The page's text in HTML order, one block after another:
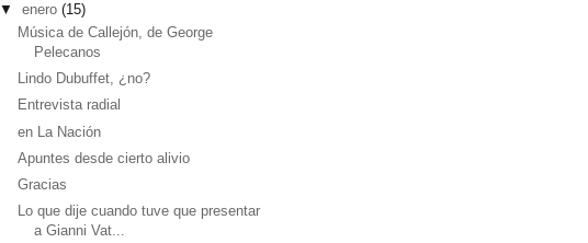
▼enero(15)
Música de Callejón, de George
Pelecanos
Lindo Dubuffet, ¿no?
Entrevista radial
en La Nación
Apuntes desde cierto alivio
Gracias
Lo que dije cuando tuve que presentar
a Gianni Vat...